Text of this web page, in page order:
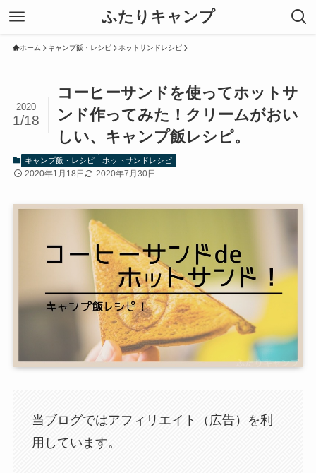
ふたりキャンプ
ホーム キャンプ飯・レシピ ホットサンドレシピ
コーヒーサンドを使ってホットサ
ンド作ってみた！クリームがおい
しい、キャンプ飯レシピ。
2020
1/18
キャンプ飯・レシピ ホットサンドレシピ
2020年1月18日 2020年7月30日
当ブログではアフィリエイト（広告）を利
用しています。